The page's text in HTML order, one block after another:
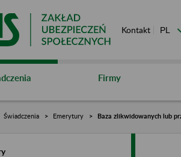
Kontakt
Firmy
Świadczenia Emerytury Baza zlikwidowanych lub